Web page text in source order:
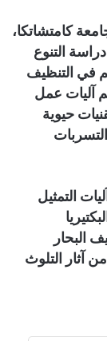
كامتشاتكا،
التنوع
في التنظيف
آليات عمل
حيوية
التمثيل
البحار
آثار التلوث